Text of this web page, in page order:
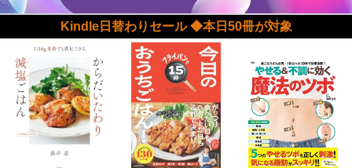
Kindle日替わりセール ◆本日50冊が対象